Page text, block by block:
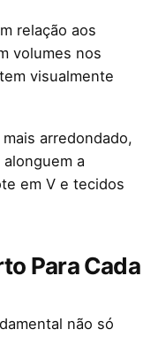
relação aos
volumes nos
visualmente
arredondado,
a
em V e tecidos
Para Cada
não só